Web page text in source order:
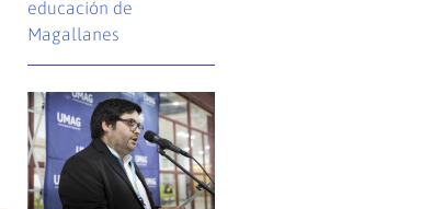
educación de
Magallanes